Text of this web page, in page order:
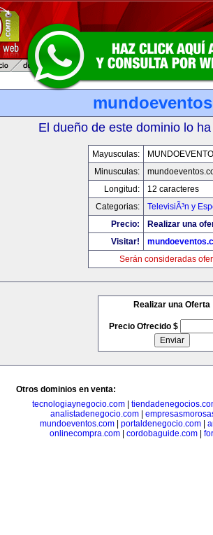
El dueño de este dominio lo
Mayusculas:
Minusculas:
Longitud:
12 caracteres
Categorias:
TelevisiÃ³n y
Precio:
Realizar una
Visitar!
Serán consideradas
Realizar una Oferta
Precio Ofrecido $
Otros dominios en venta:
tecnologiaynegocio.com
analistadenegocio.com
mundoeventos.com| portaldenegocio.com|
onlinecompra.com| cordobaguide.com|